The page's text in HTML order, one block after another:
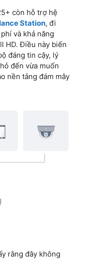
còn hỗ trợ hệ
Station, đi
và khả năng
HD. Điều này biến
đáng tin cậy, lý
đến vừa muốn
nền tảng đám mây
rằng đây không